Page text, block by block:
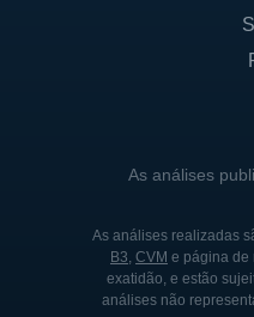
As análises
As análises realizadas
B3, CVM e página de
exatidão, e estão
análises não